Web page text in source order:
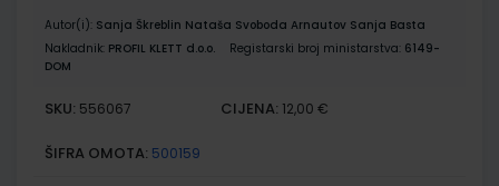
Autor(i): Sanja Škreblin Nataša Svoboda Arnautov Sanja Basta
Nakladnik: PROFIL KLETT d.o.o. Registarski broj ministarstva: 6149-
DOM
SKU: 556067 CIJENA: 12,00 €
ŠIFRA OMOTA: 500159